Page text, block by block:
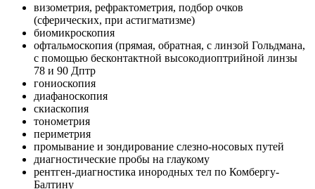
визометрия, рефрактометрия, подбор очков
(сферических, при астигматизме)
биомикроскопия
офтальмоскопия (прямая, обратная, с линзой Гольдмана,
с помощью бесконтактной высокодиоптрийной линзы
78 и 90 Дптр
гониоскопия
диафаноскопия
скиаскопия
тонометрия
периметрия
промывание и зондирование слезно-носовых путей
диагностические пробы на глаукому
рентген-диагностика инородных тел по Комбергу-
Балтину